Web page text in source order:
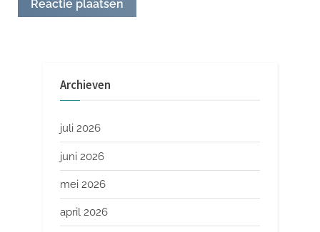
Archieven
juli 2026
juni 2026
mei 2026
april 2026